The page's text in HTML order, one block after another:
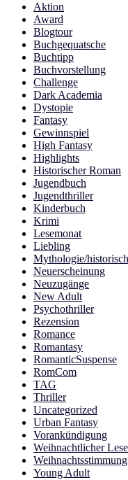
Aktion
Award
Blogtour
Buchgequatsche
Buchtipp
Buchvorstellung
Challenge
Dark Academia
Dystopie
Fantasy
Gewinnspiel
High Fantasy
Highlights
Historischer Roman
Jugendbuch
Jugendthriller
Kinderbuch
Krimi
Lesemonat
Liebling
Mythologie/historisch
Neuerscheinung
Neuzugänge
New Adult
Psychothriller
Rezension
Romance
Romantasy
RomanticSuspense
RomCom
TAG
Thriller
Uncategorized
Urban Fantasy
Vorankündigung
Weihnachtlicher
Weihnachtsstimmung
Young Adult